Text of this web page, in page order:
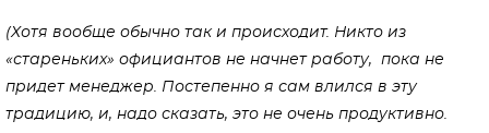
(Хотя вообще обычно так и происходит. Никто из
«стареньких» официантов не начнет работу, пока не
придет менеджер. Постепенно я сам влился в эту
традицию, и, надо сказать, это не очень продуктивно.